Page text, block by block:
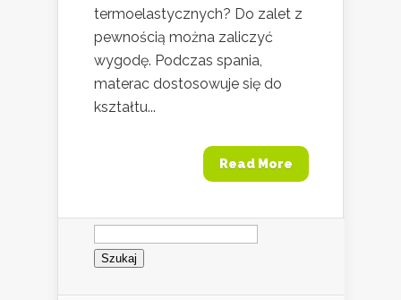
termoelastycznych? Do zalet z
pewnością można zaliczyć
wygodę. Podczas spania,
materac dostosowuje się do
kształtu...
Read More
Szukaj: